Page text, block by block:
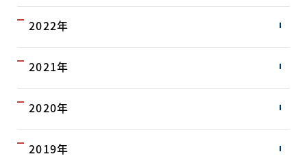
2022年
2021年
2020年
2019年